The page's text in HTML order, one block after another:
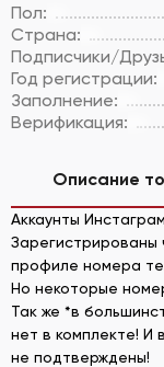
Пол:
Страна:
Подписчики/
Год регистрации:
Заполнение:
Верификация:
Описание
Аккаунты
Зарегистрированы
профиле номера
Но некоторые
Так же *в
нет в комплекте! И
не подтверждены!